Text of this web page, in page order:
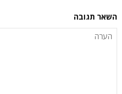
השאר תגובה